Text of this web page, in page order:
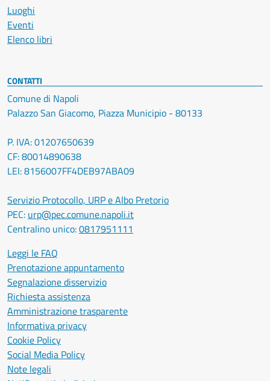
Luoghi
Eventi
Elenco libri
CONTATTI
Comune di Napoli
Palazzo San Giacomo, Piazza Municipio - 80133
P. IVA: 01207650639
CF: 80014890638
LEI: 8156007FF4DEB97ABA09
Servizio Protocollo, URP e Albo Pretorio
PEC: urp@pec.comune.napoli.it
Centralino unico:0817951111
Leggi le FAQ
Prenotazione appuntamento
Segnalazione disservizio
Richiesta assistenza
Amministrazione trasparente
Informativa privacy
Cookie Policy
Social Media Policy
Note legali